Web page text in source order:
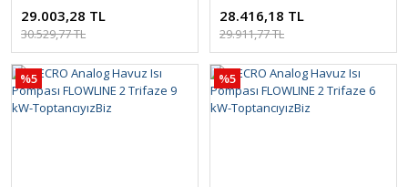
29.003,28 TL
30.529,77 TL
28.416,18 TL
29.911,77 TL
%5 %5